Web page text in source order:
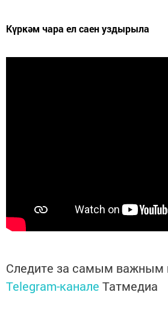
Күркәм чара ел саен уздырыла
Следите за самым важным
Telegram-канале Татмедиа